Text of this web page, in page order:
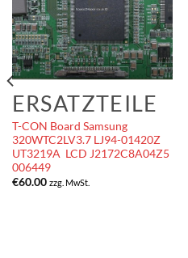
ERSATZTEILE
T-CON Board Samsung
320WTC2LV3.7 LJ94-01420Z
UT3219A LCD J2172C8A04Z5
006449
€60.00 zzg. MwSt.